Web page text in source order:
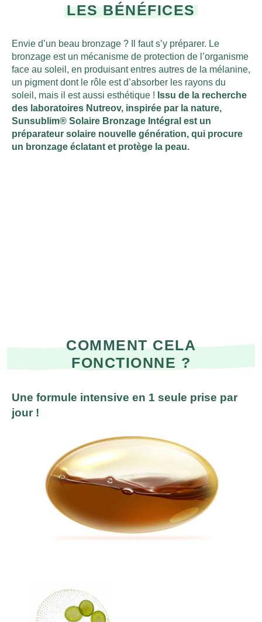
LES BÉNÉFICES
Envie d’un beau bronzage ? Il faut s’y préparer. Le
bronzage est un mécanisme de protection de l’organisme
face au soleil, en produisant entres autres de la mélanine,
un pigment dont le rôle est d’absorber les rayons du
soleil, mais il est aussi esthétique ! Issu de la recherche
des laboratoires Nutreov, inspirée par la nature,
Sunsublim® Solaire Bronzage Intégral est un
préparateur solaire nouvelle génération, qui procure
un bronzage éclatant et protège la peau.
COMMENT CELA
FONCTIONNE ?
Une formule intensive en 1 seule prise par
jour !